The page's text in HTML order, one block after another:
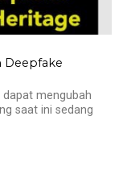
Deepfake
dapat mengubah
saat ini sedang